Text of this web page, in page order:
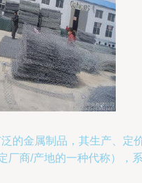
金属制品，其生产、定
厂商/产地的一种代称）